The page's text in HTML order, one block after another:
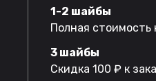
1-2 шайбы
Полная стоимость
3 шайбы
Скидка 100 ₽ к